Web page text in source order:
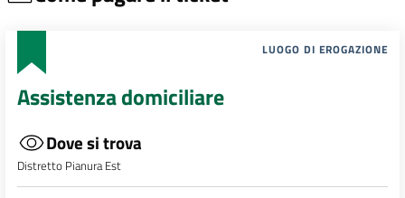
LUOGO DI EROGAZIONE
Assistenza domiciliare
Dove si trova
Distretto Pianura Est